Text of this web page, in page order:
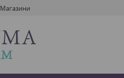
Магазини